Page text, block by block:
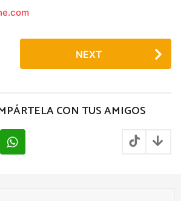
NEXT
CON TUS AMIGOS